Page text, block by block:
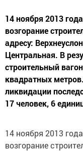
14 ноября 2013
возгорание
адресу:
Центральная. В
строительный
квадратных
ликвидации
17 человек, 6
14 ноября 2013
возгорание